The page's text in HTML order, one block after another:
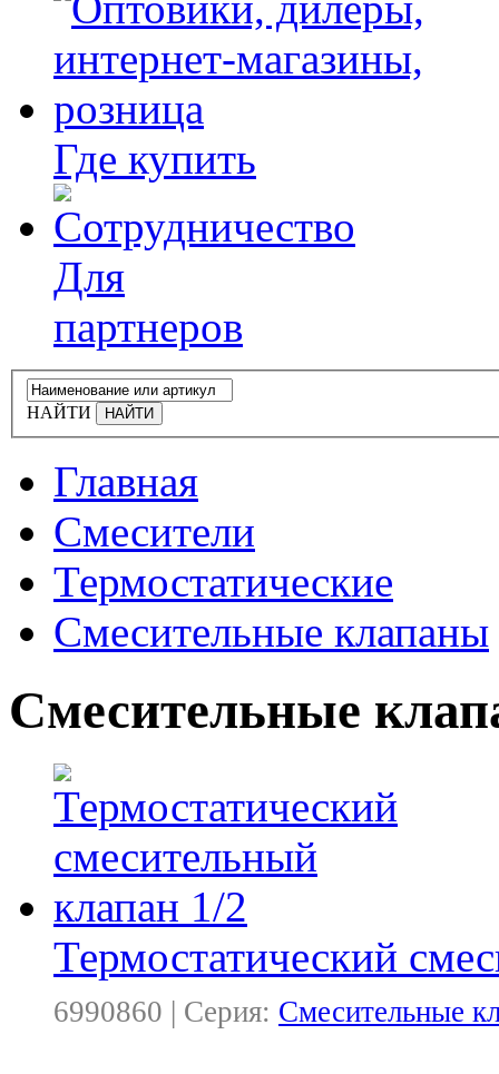
Где купить
Для
партнеров
НАЙТИ
Главная
Смесители
Термостатические
Смесительные клапаны
Смесительные
Термостатический
6990860 | Серия: Смесительные